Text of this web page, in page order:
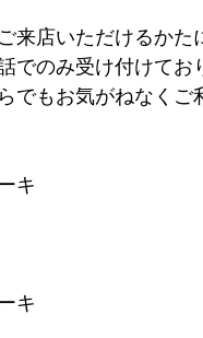
来店いただけるか
でのみ受け付けてお
でもお気がねなくご
キ
キ